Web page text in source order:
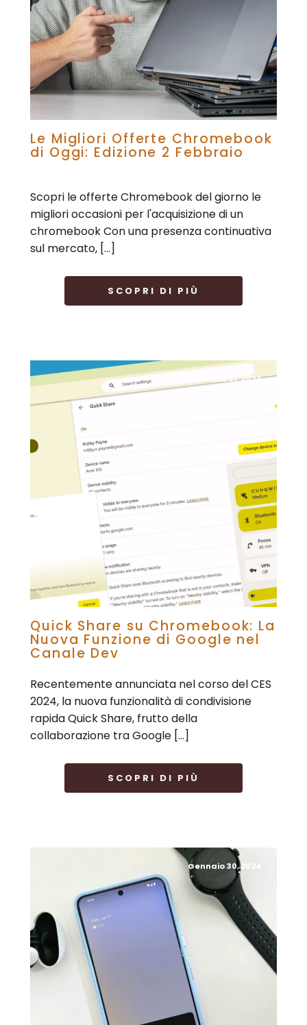
Le Migliori Offerte Chromebook
di Oggi: Edizione 2 Febbraio
Scopri le offerte Chromebook del giorno le
migliori occasioni per l'acquisizione di un
chromebook Con una presenza continuativa
sul mercato, […]
SCOPRI DI PIÙ
Gennaio 31, 2024
Quick Share su Chromebook: La
Nuova Funzione di Google nel
Canale Dev
Recentemente annunciata nel corso del CES
2024, la nuova funzionalità di condivisione
rapida Quick Share, frutto della
collaborazione tra Google […]
SCOPRI DI PIÙ
Gennaio 30, 2024